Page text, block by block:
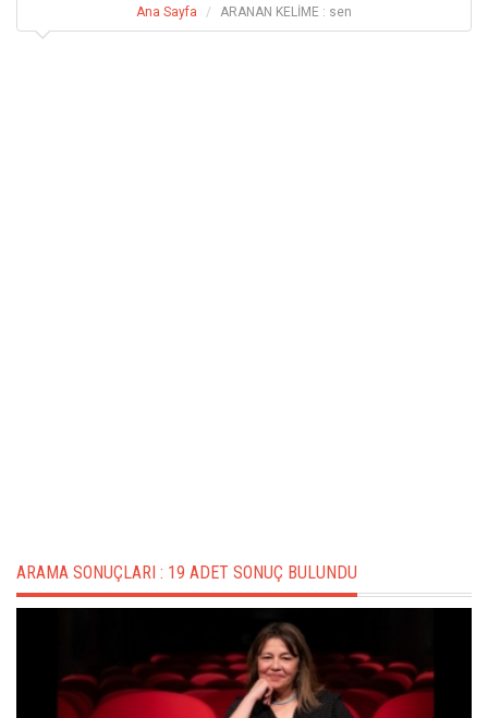
Ana Sayfa ARANAN KELİME : sen
ARAMA SONUÇLARI : 19 ADET SONUÇ BULUNDU